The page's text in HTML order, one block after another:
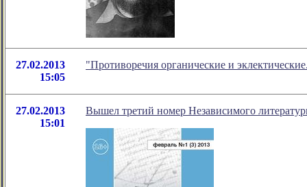
27.02.2013
15:05
"Противоречия органические и
27.02.2013
15:01
Вышел третий номер Независимого